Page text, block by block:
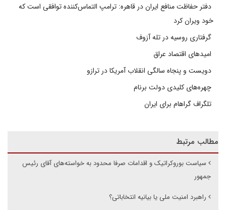
دفتر حفاظت منافع ایران در قاهره: ترامپ التماس‌کننده توافقی است که
خود ویران کرد
گرفتاری روسیه در تله آزوف
امیدهای اقتصاد عراق
دویست و پنجاه سالگی انقلاب آمریکا در ترازو
چهره‌های کلیدی دولت برنام
تلگراف گراهام برای ایران
مطالب مرتبط
سیاست بوروکراتیک و اقدامات صرفا محدود به خواسته‌های آقای رئیس
جمهور
راهبرد امنیت ملی یا بیانیه انتخاباتی؟